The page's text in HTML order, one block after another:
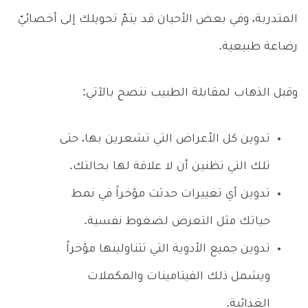
المتدربة، وفي بعض الأحيان قد يتمّ تحويلك إلى أخصائيّ
رضاعة طبيعية.
وقبل الذهاب لمقابلة الطبيب ننصح بالآتي:
تدوين كل الأعراض التي تشعرين بها، حتى
تلك التي تظنين أن لا علاقة لها بحالتك.
تدوين أي تغييرات حدثت مؤخراً في نمط
حياتك مثل التعرض لضغوط نفسية.
تدوين جميع الأدوية التي تتناولينها مؤخراً
ويشمل ذلك الفيتامينات والمكملات
الغذائية.